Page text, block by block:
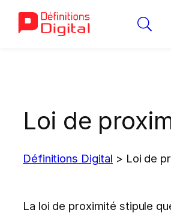
Loi de
Définitions Digital > Loi de
La loi de proximité stipule